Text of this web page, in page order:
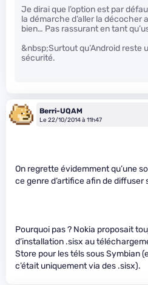
Je dirai que l’option est par
la démarche d’aller la décocher
bien… Pas rassurant en tant
&nbsp;Surtout qu’Android reste
sécurité.
Berri-UQAM
Le 22/10/2014 à 11h47
On regrette évidemment qu’une
ce genre d’artifice afin de diffuser
Pourquoi pas ? Nokia proposait
d’installation .sisx au
Store pour les téls sous Symbian
c’était uniquement via des .sisx).